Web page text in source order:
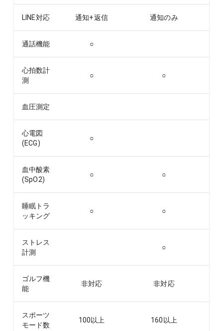
LINE対応 通知+返信 通知のみ
通話機能 ○
心拍数計
測
○ ○
血圧測定
心電図
(ECG)
○
血中酸素
(SpO2)
○ ○
睡眠トラ
ッキング
○ ○
ストレス
計測
○
ゴルフ機
能
非対応 非対応
スポーツ
モード数
100以上 160以上